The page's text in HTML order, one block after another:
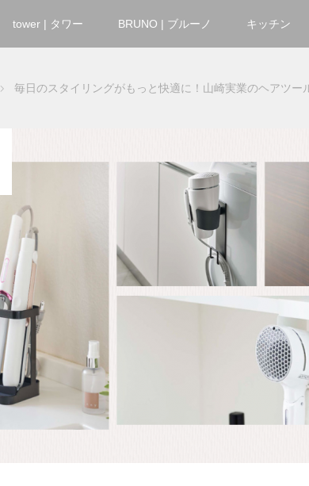
tower | タワー BRUNO | ブルーノ キッチン
毎日のスタイリングがもっと快適に！山崎実業のヘアツー